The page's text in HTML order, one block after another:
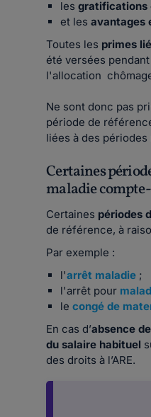
les gratifications
et lesavantages
Toutes les primes
été versées
l'allocation
Ne sont donc pas
période de
liées à des
Certaines
maladie
Certaines périodes
de référence, à
Par exemple :
l'arrêt maladie ;
l'arrêt pour
lecongé de
En cas d’absence
du salaire habituel
des droits à l’ARE.